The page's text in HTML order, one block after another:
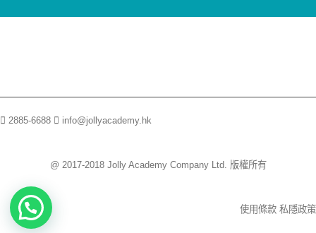
2885-6688 info@jollyacademy.hk
@ 2017-2018 Jolly Academy Company Ltd. 版權所有
使用條款 私隱政策